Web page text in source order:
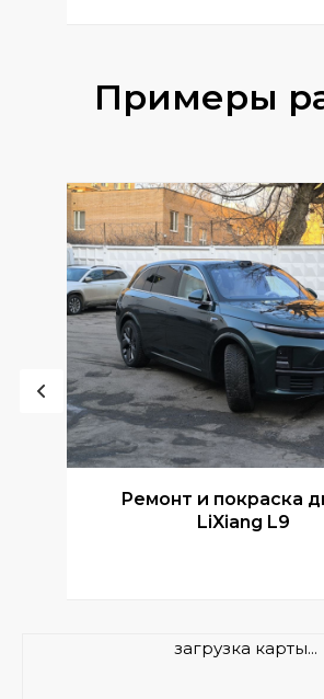
Примеры
Ремонт и покраска
LiXiang L9
загрузка карты...